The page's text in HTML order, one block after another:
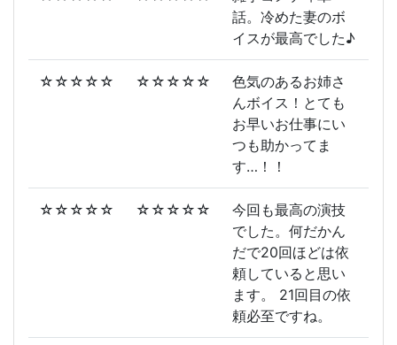
話。冷めた妻のボ
イスが最高でした♪
☆☆☆☆☆ ☆☆☆☆☆
色気のあるお姉さ
んボイス！とても
お早いお仕事にい
つも助かってま
す…！！
☆☆☆☆☆ ☆☆☆☆☆
今回も最高の演技
でした。何だかん
だで20回ほどは依
頼していると思い
ます。 21回目の依
頼必至ですね。